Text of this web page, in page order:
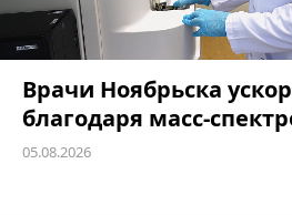
Врачи Ноябрьска
благодаря масс-
05.08.2026